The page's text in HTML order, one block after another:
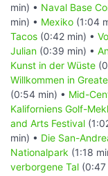
min) • Naval Base
min) • Mexiko (1:04
Tacos (0:42 min) •
Julian (0:39 min) •
Kunst in der Wüste
Willkommen in
(0:54 min) • Mid-
Kaliforniens Golf-
and Arts Festival
min) • Die San-
Nationalpark (1:18
verborgene Tal (0:47